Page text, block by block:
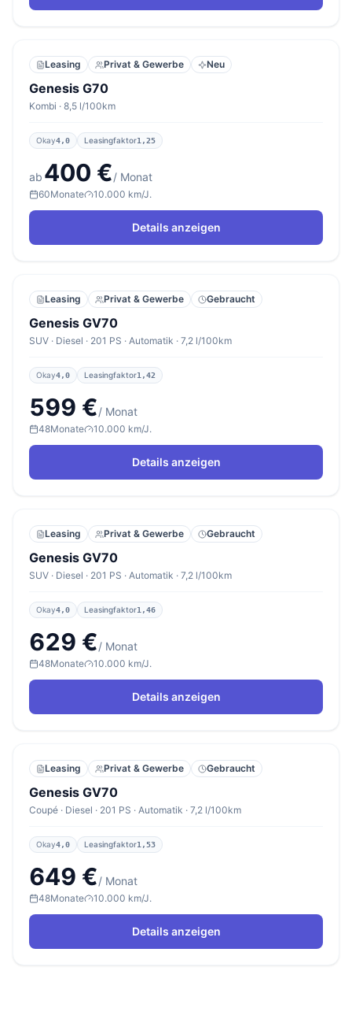
Leasing Privat & Gewerbe Neu
Genesis G70
Kombi · 8,5 l/100km
Okay4,0 Leasingfaktor1,25
ab 400 €/ Monat
60Monate 10.000 km/J.
Details anzeigen
Leasing Privat & Gewerbe Gebraucht
Genesis GV70
SUV · Diesel · 201 PS · Automatik · 7,2 l/100km
Okay4,0 Leasingfaktor1,42
599 €/ Monat
48Monate 10.000 km/J.
Details anzeigen
Leasing Privat & Gewerbe Gebraucht
Genesis GV70
SUV · Diesel · 201 PS · Automatik · 7,2 l/100km
Okay4,0 Leasingfaktor1,46
629 €/ Monat
48Monate 10.000 km/J.
Details anzeigen
Leasing Privat & Gewerbe Gebraucht
Genesis GV70
Coupé · Diesel · 201 PS · Automatik · 7,2 l/100km
Okay4,0 Leasingfaktor1,53
649 €/ Monat
48Monate 10.000 km/J.
Details anzeigen